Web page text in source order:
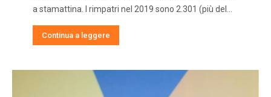
a stamattina. I rimpatri nel 2019 sono 2.301 (più del…
Continua a leggere